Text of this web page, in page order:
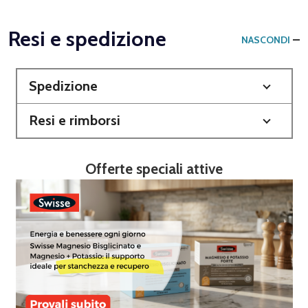
Resi e spedizione NASCONDI
Spedizione
Resi e rimborsi
Offerte speciali attive